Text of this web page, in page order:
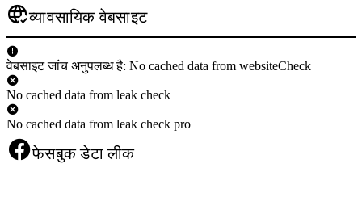
व्यावसायिक वेबसाइट
वेबसाइट जांच अनुपलब्ध है: No cached data from websiteCheck
No cached data from leak check
No cached data from leak check pro
फेसबुक डेटा लीक